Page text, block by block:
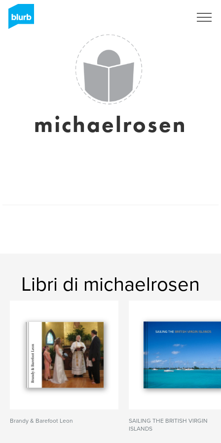
michaelrosen
Libri di michaelrosen
Brandy & Barefoot Leon
SAILING THE BRITISH VIRGIN
ISLANDS